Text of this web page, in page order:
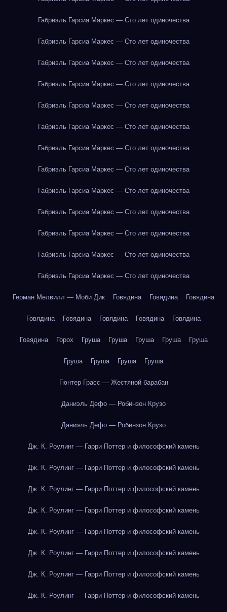
Габриэль Гарсиа Маркес — Сто лет одиночества
Габриэль Гарсиа Маркес — Сто лет одиночества
Габриэль Гарсиа Маркес — Сто лет одиночества
Габриэль Гарсиа Маркес — Сто лет одиночества
Габриэль Гарсиа Маркес — Сто лет одиночества
Габриэль Гарсиа Маркес — Сто лет одиночества
Габриэль Гарсиа Маркес — Сто лет одиночества
Габриэль Гарсиа Маркес — Сто лет одиночества
Габриэль Гарсиа Маркес — Сто лет одиночества
Габриэль Гарсиа Маркес — Сто лет одиночества
Габриэль Гарсиа Маркес — Сто лет одиночества
Габриэль Гарсиа Маркес — Сто лет одиночества
Габриэль Гарсиа Маркес — Сто лет одиночества
Герман Мелвилл — Моби Дик Говядина Говядина Говядина
Говядина Говядина Говядина Говядина Говядина
Говядина Горох Груша Груша Груша Груша Груша
Груша Груша Груша Груша
Гюнтер Грасс — Жестяной барабан
Даниэль Дефо — Робинзон Крузо
Даниэль Дефо — Робинзон Крузо
Дж. К. Роулинг — Гарри Поттер и философский камень
Дж. К. Роулинг — Гарри Поттер и философский камень
Дж. К. Роулинг — Гарри Поттер и философский камень
Дж. К. Роулинг — Гарри Поттер и философский камень
Дж. К. Роулинг — Гарри Поттер и философский камень
Дж. К. Роулинг — Гарри Поттер и философский камень
Дж. К. Роулинг — Гарри Поттер и философский камень
Дж. К. Роулинг — Гарри Поттер и философский камень